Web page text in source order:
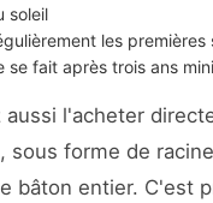
soleil
les premières
se fait après trois ans
aussi l'acheter
sous forme de
bâton entier. C'est